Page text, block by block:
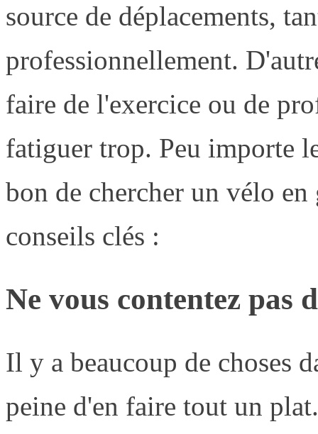
source de déplacements,
professionnellement.
faire de l'exercice ou de
fatiguer trop. Peu importe
bon de chercher un vélo
conseils clés :
Ne vous contentez pas
Il y a beaucoup de choses
peine d'en faire tout un